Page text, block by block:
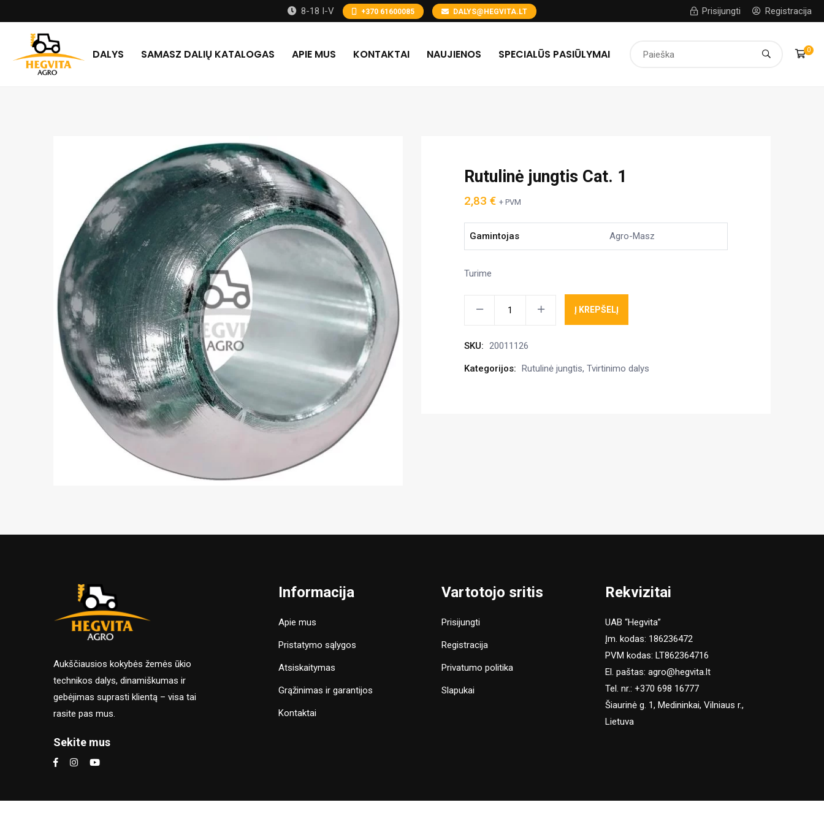
8-18 I-V +370 61600085 DALYS@HEGVITA.LT Prisijungti Registracija
DALYS SAMASZ DALIŲ KATALOGAS APIE MUS KONTAKTAI NAUJIENOS SPECIALŪS PASIŪLYMAI 0
Rutulinė jungtis Cat. 1
2,83 € + PVM
Gamintojas Agro-Masz
Turime
1
kiekis
Į KREPŠELĮ
SKU: 20011126
Kategorijos: Rutulinė jungtis, Tvirtinimo dalys
Aukščiausios kokybės žemės ūkio
technikos dalys, dinamiškumas ir
gebėjimas suprasti klientą – visa tai
rasite pas mus.
Sekite mus
Informacija
Apie mus
Pristatymo sąlygos
Atsiskaitymas
Grąžinimas ir garantijos
Kontaktai
Vartotojo sritis
Prisijungti
Registracija
Privatumo politika
Slapukai
Rekvizitai
UAB “Hegvita”
Įm. kodas: 186236472
PVM kodas: LT862364716
El. paštas: agro@hegvita.lt
Tel. nr.: +370 698 16777
Šiaurinė g. 1, Medininkai, Vilniaus r.,
Lietuva